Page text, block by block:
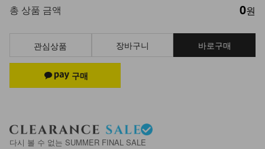
NK52-TS-33/타로 니트 나시
17,900
NK51-TS-4/키노 거즈 시스루 셔츠
29,900
19,900
NK62-TS-65/아르누보 캡소매티_DY
19,900
총 상품 금액 0원
관심상품 장바구니 바로구매
다시 볼 수 없는 SUMMER FINAL SALE